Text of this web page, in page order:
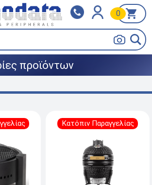
0
προϊόντων
σε 3
BOX NOW
Κατόπιν Παραγγελίας